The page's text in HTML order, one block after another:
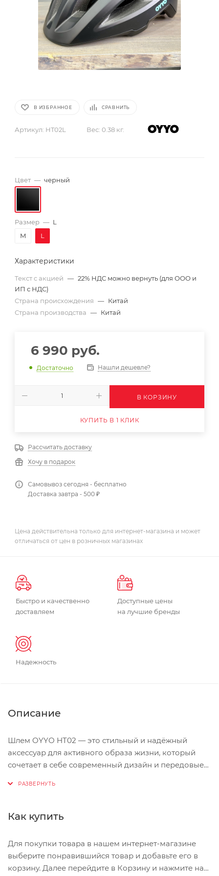
В ИЗБРАННОЕ СРАВНИТЬ
Артикул: HT02L Вес: 0.38 кг.
Цвет — черный
Размер — L
M
L
Характеристики
Текст с акцией — 22% НДС можно вернуть (для ООО и
ИП с НДС)
Страна происхождения — Китай
Страна производства — Китай
6 990 руб.
Достаточно Нашли дешевле?
В КОРЗИНУ
КУПИТЬ В 1 КЛИК
Рассчитать доставку
Хочу в подарок
Самовывоз сегодня - бесплатно
Доставка завтра - 500 ₽
Цена действительна только для интернет-магазина и может
отличаться от цен в розничных магазинах
Быстро и качественно
доставляем
Доступные цены
на лучшие бренды
Надежность
Описание
Шлем OYYO HT02 — это стильный и надёжный
аксессуар для активного образа жизни, который
сочетает в себе современный дизайн и передовые
условиях. Благодаря технологии In mold, шлем
плотный пластиковый корпус и амортизирующее
основание в единую конструкцию, что делает его
Как купить
Для покупки товара в нашем интернет-магазине
выберите понравившийся товар и добавьте его в
корзину. Далее перейдите в Корзину и нажмите на